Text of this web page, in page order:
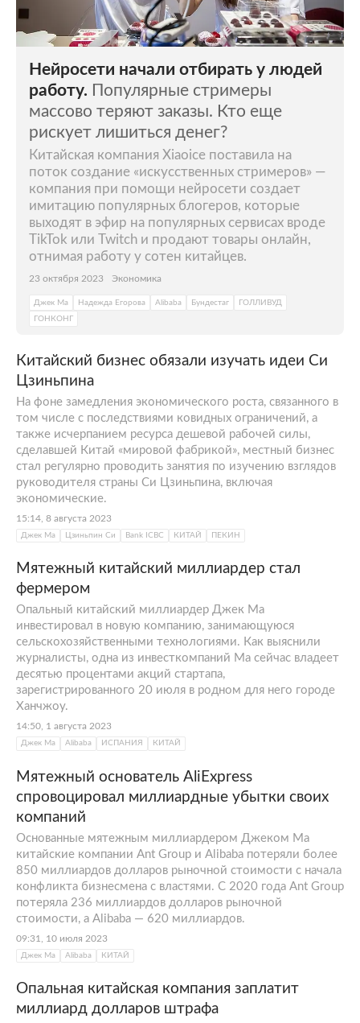
Нейросети начали отбирать у людей
работу. Популярные стримеры
массово теряют заказы. Кто еще
рискует лишиться денег?
Китайская компания Xiaoice поставила на
поток создание «искусственных стримеров» —
компания при помощи нейросети создает
имитацию популярных блогеров, которые
выходят в эфир на популярных сервисах вроде
TikTok или Twitch и продают товары онлайн,
отнимая работу у сотен китайцев.
23 октября 2023 Экономика
Джек Ма Надежда Егорова Alibaba Бундестаг
ГОЛЛИВУД
ГОНКОНГ
Китайский бизнес обязали изучать идеи Си
Цзиньпина
На фоне замедления экономического роста, связанного в
том числе с последствиями ковидных ограничений, а
также исчерпанием ресурса дешевой рабочей силы,
сделавшей Китай «мировой фабрикой», местный бизнес
стал регулярно проводить занятия по изучению взглядов
руководителя страны Си Цзиньпина, включая
экономические.
15:14, 8 августа 2023
Джек Ма Цзиньпин Си Bank ICBC КИТАЙ ПЕКИН
Мятежный китайский миллиардер стал
фермером
Опальный китайский миллиардер Джек Ма
инвестировал в новую компанию, занимающуюся
сельскохозяйственными технологиями. Как выяснили
журналисты, одна из инвесткомпаний Ма сейчас владеет
десятью процентами акций стартапа,
зарегистрированного 20 июля в родном для него городе
Ханчжоу.
14:50, 1 августа 2023
Джек Ма Alibaba ИСПАНИЯ КИТАЙ
Мятежный основатель AliExpress
спровоцировал миллиардные убытки своих
компаний
Основанные мятежным миллиардером Джеком Ма
китайские компании Ant Group и Alibaba потеряли более
850 миллиардов долларов рыночной стоимости с начала
конфликта бизнесмена с властями. С 2020 года Ant Group
потеряла 236 миллиардов долларов рыночной
стоимости, а Alibaba — 620 миллиардов.
09:31, 10 июля 2023
Джек Ма Alibaba КИТАЙ
Опальная китайская компания заплатит
миллиард долларов штрафа